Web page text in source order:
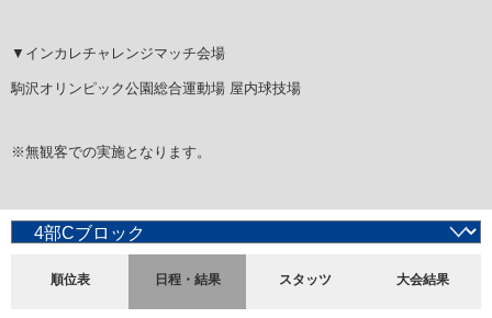
▼インカレチャレンジマッチ会場
駒沢オリンピック公園総合運動場 屋内球技場
※無観客での実施となります。
順位表 日程・結果 スタッツ 大会結果